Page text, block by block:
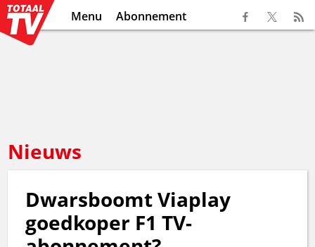
Menu Abonnement
Nieuws
Dwarsboomt Viaplay
goedkoper F1 TV-